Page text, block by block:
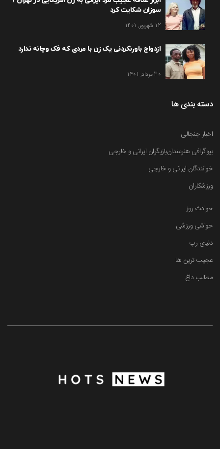
سوزان شکایت کرد
12 شهریور, 1401
ازدواج باورنکردنی یک زن با مردی که فک وچانه ندارد
30 مرداد, 1401
دسته بندی ها
اخبار جنجالی
بیوگرافی هنرمندانبازیگران ایرانی و خارجی
خوانندگان ایرانی و خارجی
ورزشکاران
حوادث روز
حواشی ورزشی
دنیای رپ
عجیب ترین ها
مطالب داغ